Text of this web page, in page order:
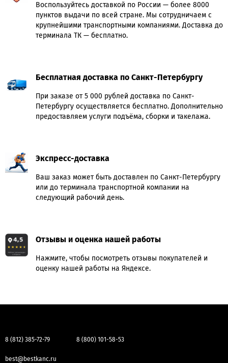
Воспользуйтесь доставкой по России — более 8000
пунктов выдачи по всей стране. Мы сотрудничаем с
крупнейшими транспортными компаниями. Доставка до
терминала ТК — бесплатно.
Бесплатная доставка по Санкт-Петербургу
При заказе от 5 000 рублей доставка по Санкт-
Петербургу осуществляется бесплатно. Дополнительно
предоставляем услуги подъёма, сборки и такелажа.
Экспресс-доставка
Ваш заказ может быть доставлен по Санкт-Петербургу
или до терминала транспортной компании на
следующий рабочий день.
Отзывы и оценка нашей работы
Нажмите, чтобы посмотреть отзывы покупателей и
оценку нашей работы на Яндексе.
8 (812) 385-72-79 8 (800) 101-58-53
best@bestkanc.ru